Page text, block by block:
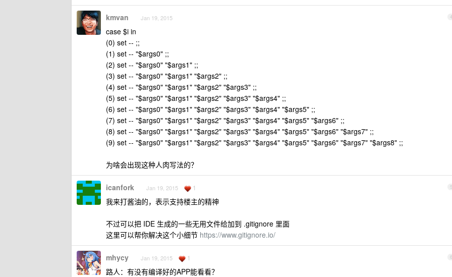
4
kmvan Jan 19, 2015
case $i in
(0) set -- ;;
(1) set -- "$args0" ;;
(2) set -- "$args0" "$args1" ;;
(3) set -- "$args0" "$args1" "$args2" ;;
(4) set -- "$args0" "$args1" "$args2" "$args3" ;;
(5) set -- "$args0" "$args1" "$args2" "$args3" "$args4" ;;
(6) set -- "$args0" "$args1" "$args2" "$args3" "$args4" "$args5" ;;
(7) set -- "$args0" "$args1" "$args2" "$args3" "$args4" "$args5" "$args6" ;;
(8) set -- "$args0" "$args1" "$args2" "$args3" "$args4" "$args5" "$args6" "$args7" ;;
(9) set -- "$args0" "$args1" "$args2" "$args3" "$args4" "$args5" "$args6" "$args7" "$args8" ;;
为啥会出现这种人肉写法的？
5
icanfork Jan 19, 2015 1
我来打酱油的，表示支持楼主的精神
不过可以把 IDE 生成的一些无用文件给加到 .gitignore 里面
这里可以帮你解决这个小细节 https://www.gitignore.io/
6
mhycy Jan 19, 2015 1
路人：有没有编译好的APP能看看？